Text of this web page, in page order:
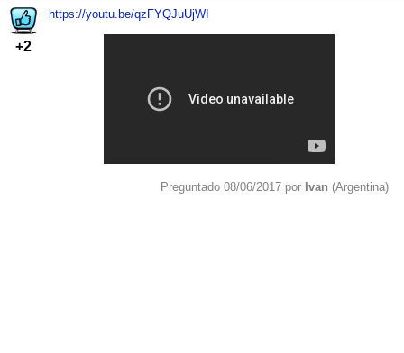
+2
https://youtu.be/qzFYQJuUjWI
Preguntado 08/06/2017 por Ivan (Argentina)